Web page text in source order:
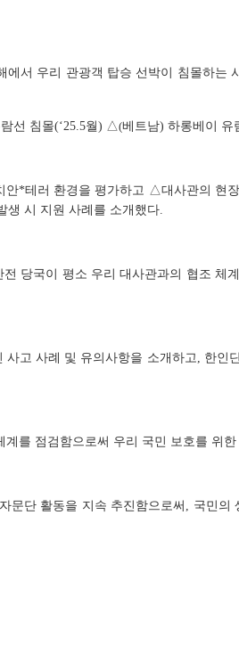
서 우리 관광객 탑승 선박이 침몰하는
선 침몰(‘25.5월) △(베트남) 하롱베이 유
*테러 환경을 평가하고 △대사관의
시 지원 사례를 소개했다.
당국이 평소 우리 대사관과의 협조 체
고 사례 및 유의사항을 소개하고, 한
를 점검함으로써 우리 국민 보호를 위
단 활동을 지속 추진함으로써, 국민